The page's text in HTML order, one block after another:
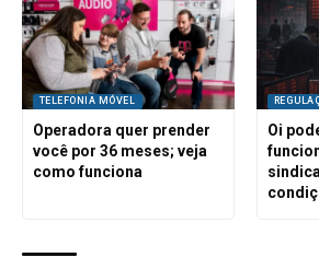
TELEFONIA MÓVEL
Operadora quer prender
você por 36 meses; veja
como funciona
Oi